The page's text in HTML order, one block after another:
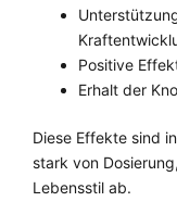
Positive
Erhalt der
Diese Effekte sind
stark von
Lebensstil ab.